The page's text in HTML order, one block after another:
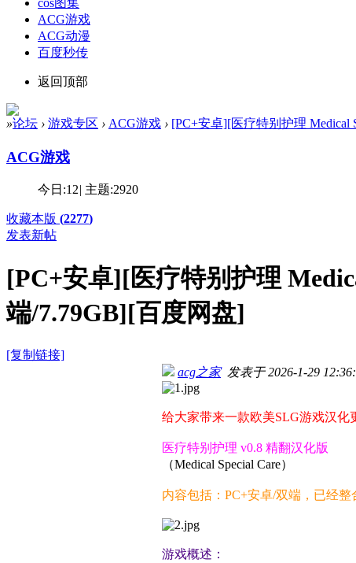
ACG游戏
ACG动漫
百度秒传
返回顶部
»论坛 › 游戏专区 › ACG游戏 › [PC+安卓][医疗特别护理 Medical
ACG游戏
今日:12| 主题:2920
收藏本版 (2277)
发表新帖
[PC+安卓][医疗特别护理
端/7.79GB][百度网盘]
[复制链接]
acg之家发表于 2026-1-29
给大家带来一款欧美SLG游戏汉化
医疗特别护理 v0.8 精翻汉化版
（Medical Special Care）
内容包括：PC+安卓/双端，已经整
游戏概述：